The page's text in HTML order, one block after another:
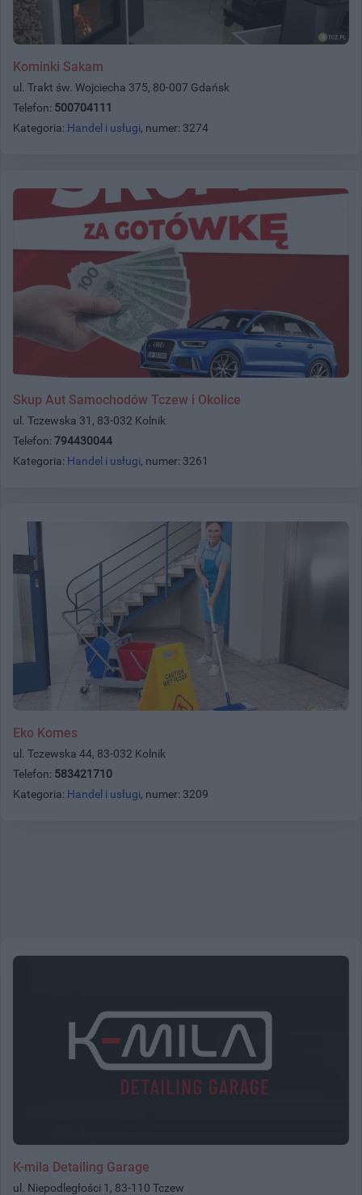
Kominki Sakam
ul. Trakt św. Wojciecha 375, 80-007 Gdańsk
Telefon: 500704111
Kategoria: Handel i usługi, numer: 3274
Skup Aut Samochodów Tczew i Okolice
ul. Tczewska 31, 83-032 Kolnik
Telefon: 794430044
Kategoria: Handel i usługi, numer: 3261
Eko Komes
ul. Tczewska 44, 83-032 Kolnik
Telefon: 583421710
Kategoria: Handel i usługi, numer: 3209
K-mila Detailing Garage
ul. Niepodległości 1, 83-110 Tczew